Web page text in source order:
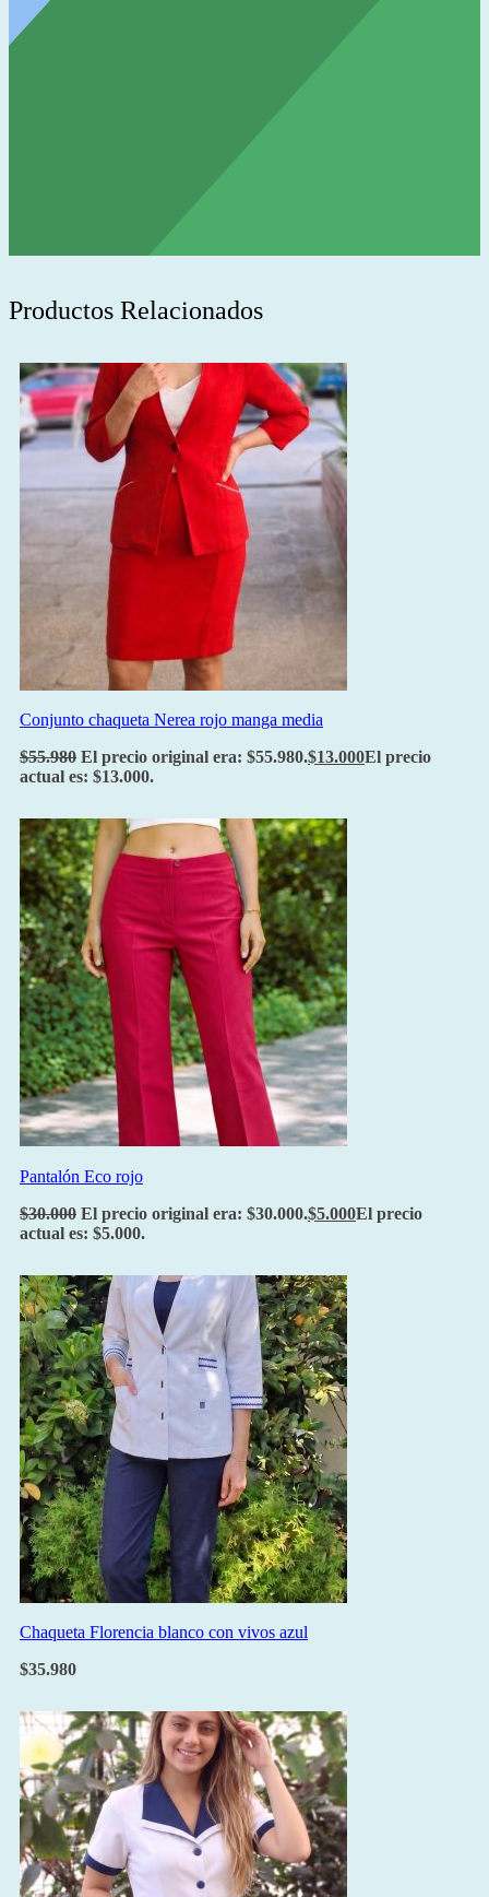
Productos Relacionados
Conjunto chaqueta Nerea rojo manga media
$55.980 El precio original era: $55.980.$13.000El precio
actual es: $13.000.
Pantalón Eco rojo
$30.000 El precio original era: $30.000.$5.000El precio
actual es: $5.000.
Chaqueta Florencia blanco con vivos azul
$35.980